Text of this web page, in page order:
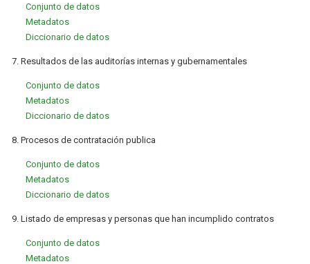
Conjunto de datos
Metadatos
Diccionario de datos
7. Resultados de las auditorías internas y gubernamentales
Conjunto de datos
Metadatos
Diccionario de datos
8. Procesos de contratación publica
Conjunto de datos
Metadatos
Diccionario de datos
9. Listado de empresas y personas que han incumplido contratos
Conjunto de datos
Metadatos